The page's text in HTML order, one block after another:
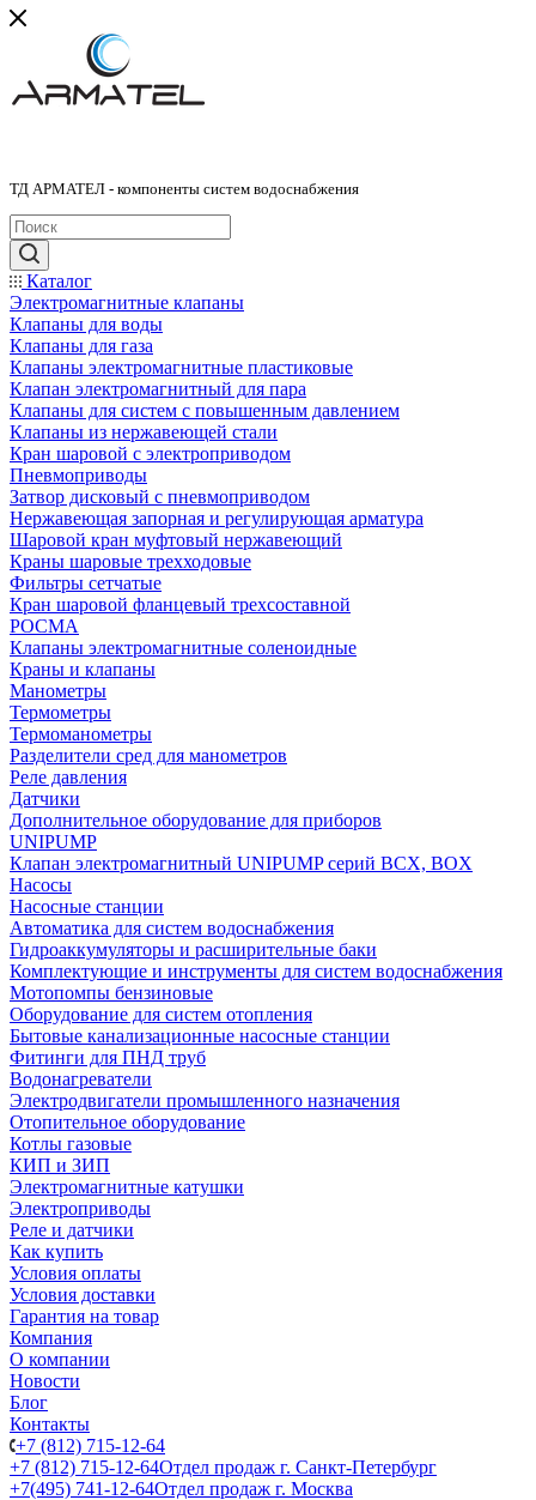
ТД АРМАТЕЛ - компоненты систем водоснабжения
Каталог
Электромагнитные клапаны
Клапаны для воды
Клапаны для газа
Клапаны электромагнитные пластиковые
Клапан электромагнитный для пара
Клапаны для систем с повышенным давлением
Клапаны из нержавеющей стали
Кран шаровой с электроприводом
Пневмоприводы
Затвор дисковый с пневмоприводом
Нержавеющая запорная и регулирующая арматура
Шаровой кран муфтовый нержавеющий
Краны шаровые трехходовые
Фильтры сетчатые
Кран шаровой фланцевый трехсоставной
РОСМА
Клапаны электромагнитные соленоидные
Краны и клапаны
Манометры
Термометры
Термоманометры
Разделители сред для манометров
Реле давления
Датчики
Дополнительное оборудование для приборов
UNIPUMP
Клапан электромагнитный UNIPUMP серий BCX, BOX
Насосы
Насосные станции
Автоматика для систем водоснабжения
Гидроаккумуляторы и расширительные баки
Комплектующие и инструменты для систем водоснабжения
Мотопомпы бензиновые
Оборудование для систем отопления
Бытовые канализационные насосные станции
Фитинги для ПНД труб
Водонагреватели
Электродвигатели промышленного назначения
Отопительное оборудование
Котлы газовые
КИП и ЗИП
Электромагнитные катушки
Электроприводы
Реле и датчики
Как купить
Условия оплаты
Условия доставки
Гарантия на товар
Компания
О компании
Новости
Блог
Контакты
+7 (812) 715-12-64
+7 (812) 715-12-64Отдел продаж г. Санкт-Петербург
+7(495) 741-12-64Отдел продаж г. Москва